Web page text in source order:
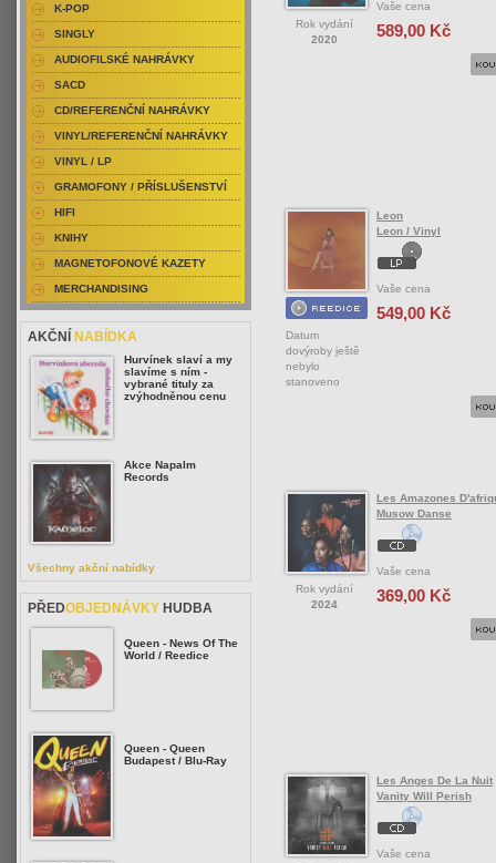
Rok vydání
2020
Vaše cena
589,00 Kč
Datum
dovýroby ještě
nebylo
stanoveno
Leon
Leon / Vinyl
Vaše cena
549,00 Kč
Rok vydání
2024
Les Amazones
Musow Danse
Vaše cena
369,00 Kč
Les Anges De La Nuit
Vanity Will Perish
Vaše cena
K-POP
SINGLY
AUDIOFILSKÉ NAHRÁVKY
SACD
CD/REFERENČNÍ NAHRÁVKY
VINYL/REFERENČNÍ NAHRÁVKY
VINYL / LP
GRAMOFONY / PŘÍSLUŠENSTVÍ
HIFI
KNIHY
MAGNETOFONOVÉ KAZETY
MERCHANDISING
AKČNÍ NABÍDKA
Hurvínek slaví a my
slavíme s ním -
vybrané tituly za
zvýhodněnou cenu
Akce Napalm
Records
Všechny akční nabídky
PŘEDOBJEDNÁVKY HUDBA
Queen - News Of The
World / Reedice
Queen - Queen
Budapest / Blu-Ray